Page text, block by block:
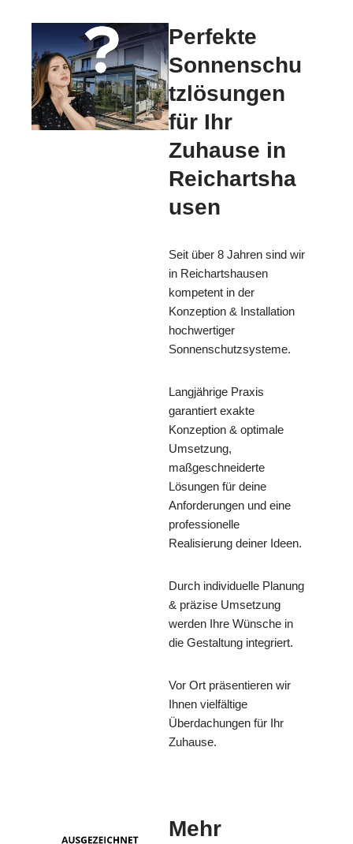
Perfekte
Sonnenschu
tzlösungen
für Ihr
Zuhause in
Reichartsha
usen
Seit über 8 Jahren sind wir
in Reichartshausen
kompetent in der
Konzeption & Installation
hochwertiger
Sonnenschutzsysteme.
Langjährige Praxis
garantiert exakte
Konzeption & optimale
Umsetzung,
maßgeschneiderte
Lösungen für deine
Anforderungen und eine
professionelle
Realisierung deiner Ideen.
Durch individuelle Planung
& präzise Umsetzung
werden Ihre Wünsche in
die Gestaltung integriert.
Vor Ort präsentieren wir
Ihnen vielfältige
Überdachungen für Ihr
Zuhause.
Mehr